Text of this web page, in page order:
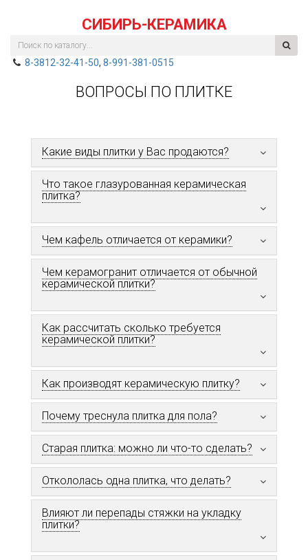
СИБИРЬ-КЕРАМИКА
8-3812-32-41-50, 8-991-381-0515
ВОПРОСЫ ПО ПЛИТКЕ
Какие виды плитки у Вас продаются?
Что такое глазурованная керамическая
плитка?
Чем кафель отличается от керамики?
Чем керамогранит отличается от обычной
керамической плитки?
Как рассчитать сколько требуется
керамической плитки?
Как производят керамическую плитку?
Почему треснула плитка для пола?
Старая плитка: можно ли что-то сделать?
Откололась одна плитка, что делать?
Влияют ли перепады стяжки на укладку
плитки?